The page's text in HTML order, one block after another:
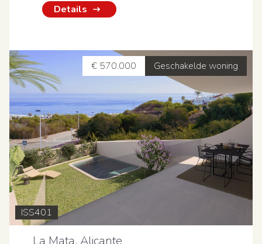
Details
Geschakelde woning
€ 570.000
ISS401
La Mata, Alicante